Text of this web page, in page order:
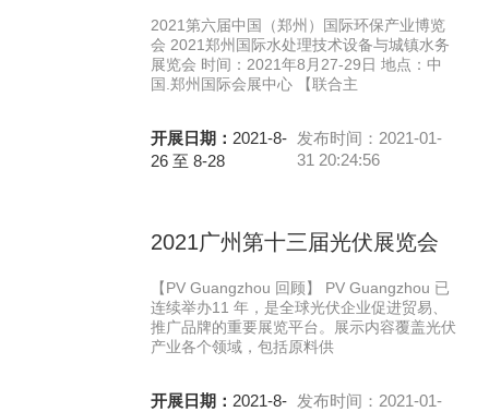
2021第六届中国（郑州）国际环保产业博览
会 2021郑州国际水处理技术设备与城镇水务
展览会 时间：2021年8月27-29日 地点：中
国.郑州国际会展中心 【联合主
开展日期： 2021-8-
26 至 8-28
发布时间：2021-01-
31 20:24:56
2021广州第十三届光伏展览会
【PV Guangzhou 回顾】 PV Guangzhou 已
连续举办11 年，是全球光伏企业促进贸易、
推广品牌的重要展览平台。展示内容覆盖光伏
产业各个领域，包括原料供
开展日期： 2021-8-
发布时间：2021-01-